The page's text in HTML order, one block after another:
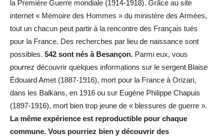
la Première Guerre mondiale (1914-1918). Grâce au site
internet « Mémoire des Hommes » du ministère des Armées,
tout un chacun peut partir à la rencontre des Français tués
pour la France. Des recherches par lieu de naissance sont
possibles. 542 sont nés à Besançon. Parmi eux, vous
pourrez découvrir quelques informations sur le sergent Blaise
Édouard Amet (1887-1916), mort pour la France à Orizari,
dans les Balkans, en 1916 ou sur Eugène Philippe Chapuis
(1897-1916), mort bien trop jeune de « blessures de guerre ».
La même expérience est reproductible pour chaque
commune. Vous pourriez bien y découvrir des